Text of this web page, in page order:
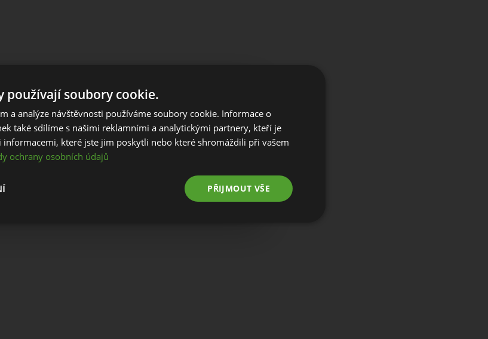
Notice
outside Slovakia and Czech Republic, please use our
European website.
Go to European website
používají soubory cookie.
a analýze návštěvnosti používáme soubory cookie. Informace o
také sdílíme s našimi reklamními a analytickými partnery, kteří je
které jste jim poskytli nebo které shromáždili při vašem
ochrany osobních údajů
PŘIJMOUT VŠE